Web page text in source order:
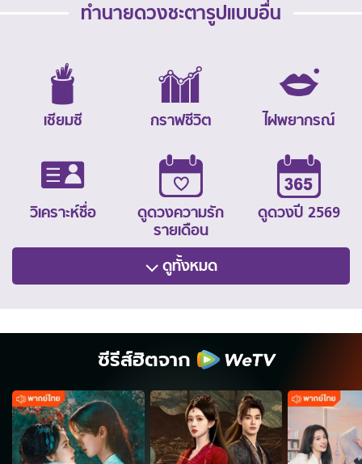
ทำนายดวงชะตารูปแบบอื่น
เซียมซี กราฟชีวิต ไฝพยากรณ์
วิเคราะห์ชื่อ
ดูดวงความรัก
รายเดือน
ดูดวงปี 2569
ดูทั้งหมด
ซีรีส์ฮิตจาก